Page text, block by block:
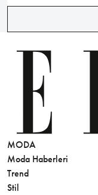
MODA
Moda Haberleri
Trend
Stil